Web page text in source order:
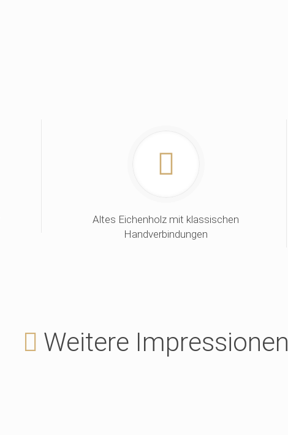
Altes Eichenholz mit klassischen
Handverbindungen
Weitere Impressionen